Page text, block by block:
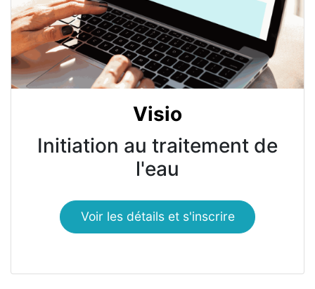
Visio
Initiation au traitement de
l'eau
Voir les détails et s'inscrire